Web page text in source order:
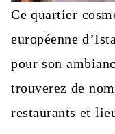
Ce quartier
européenne
pour son
trouverez de
restaurants et